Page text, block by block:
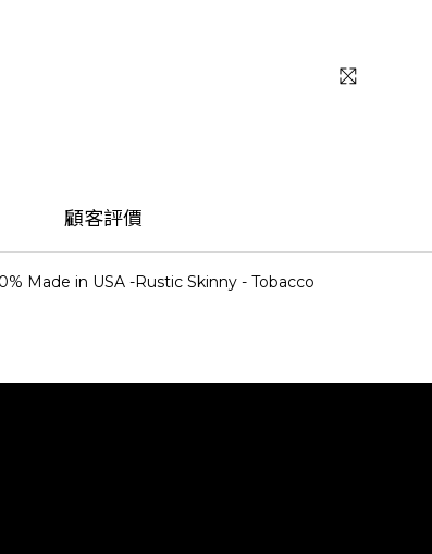
顧客評價
Made in USA -Rustic Skinny - Tobacco